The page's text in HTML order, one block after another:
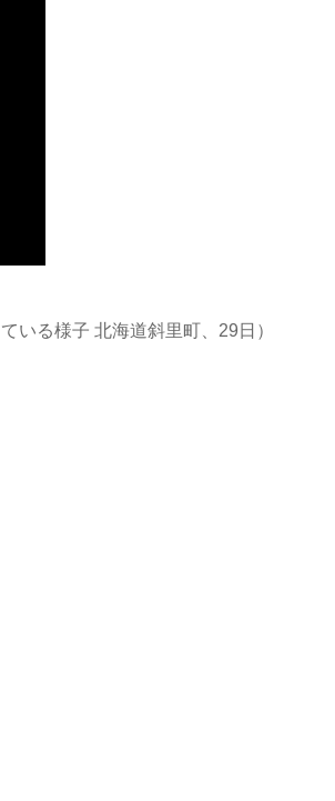
いる様子 北海道斜里町、29日）